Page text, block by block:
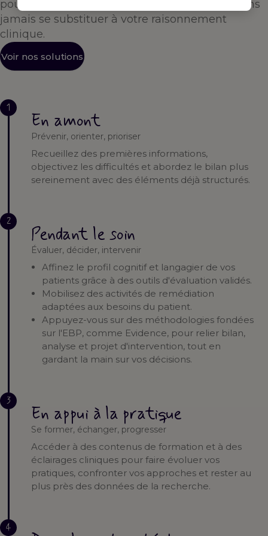
pour vous accompagner à chaque étape — sans
jamais se substituer à votre raisonnement
clinique.
Voir nos solutions
1
En amont
Prévenir, orienter, prioriser
Recueillez des premières informations,
objectivez les difficultés et abordez le bilan plus
sereinement avec des éléments déjà structurés.
2
Pendant le soin
Évaluer, décider, intervenir
Affinez le profil cognitif et langagier de vos
patients grâce à des outils d'évaluation validés.
Mobilisez des activités de remédiation
adaptées aux besoins du patient.
Appuyez-vous sur des méthodologies fondées
sur l'EBP, comme Evidence, pour relier bilan,
analyse et projet d'intervention, tout en
gardant la main sur vos décisions.
3
En appui à la pratique
Se former, échanger, progresser
Accéder à des contenus de formation et à des
éclairages cliniques pour faire évoluer vos
pratiques, confronter vos approches et rester au
plus près des données de la recherche.
4